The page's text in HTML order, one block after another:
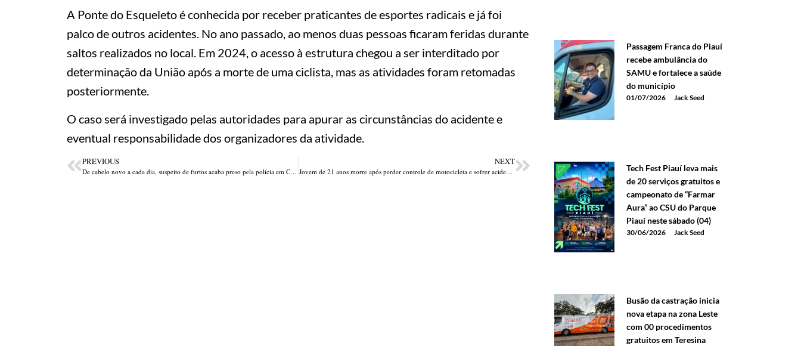
A Ponte do Esqueleto é conhecida por receber praticantes de esportes radicais e já foi
palco de outros acidentes. No ano passado, ao menos duas pessoas ficaram feridas durante
saltos realizados no local. Em 2024, o acesso à estrutura chegou a ser interditado por
determinação da União após a morte de uma ciclista, mas as atividades foram retomadas
posteriormente.
O caso será investigado pelas autoridades para apurar as circunstâncias do acidente e
eventual responsabilidade dos organizadores da atividade.
PREVIOUS
De cabelo novo a cada dia, suspeito de furtos acaba preso pela polícia em Campo Maior
NEXT
Jovem de 21 anos morre após perder controle de motocicleta e sofrer acidente no Sul do Piauí
Passagem Franca do Piauí
recebe ambulância do
SAMU e fortalece a saúde
do município
01/07/2026 Jack Seed
Tech Fest Piauí leva mais
de 20 serviços gratuitos e
campeonato de “Farmar
Aura” ao CSU do Parque
Piauí neste sábado (04)
30/06/2026 Jack Seed
Busão da castração inicia
nova etapa na zona Leste
com 00 procedimentos
gratuitos em Teresina